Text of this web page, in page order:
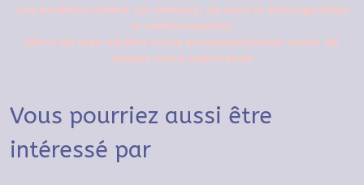
Les modèles créent sur-mesure, ne sont ni échangeables
ni remboursables
Merci de bien vérifier votre personnalisation avant de
valider votre commande
Vous pourriez aussi être
intéressé par